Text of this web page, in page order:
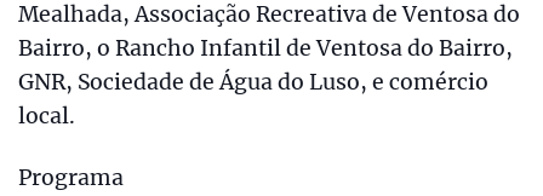
Mealhada, Associação Recreativa de Ventosa do
Bairro, o Rancho Infantil de Ventosa do Bairro,
GNR, Sociedade de Água do Luso, e comércio
local.
Programa